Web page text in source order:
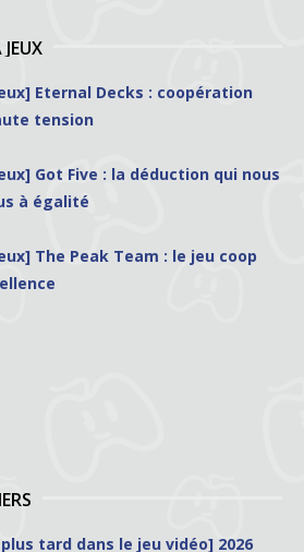
Eternal Decks : coopération
tension
Got Five : la déduction qui nous
à égalité
The Peak Team : le jeu coop
tard dans le jeu vidéo] 2026